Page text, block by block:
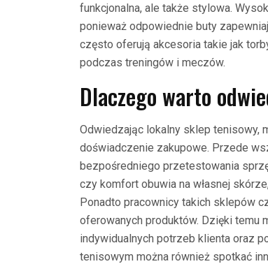
funkcjonalna, ale także stylowa.
ponieważ odpowiednie buty
często oferują akcesoria takie jak
podczas treningów i meczów.
Dlaczego warto
Odwiedzając lokalny sklep tenisowy,
doświadczenie zakupowe. Przede
bezpośredniego przetestowania
czy komfort obuwia na własnej
Ponadto pracownicy takich sklepów
oferowanych produktów. Dzięki
indywidualnych potrzeb klienta oraz
tenisowym można również spotkać